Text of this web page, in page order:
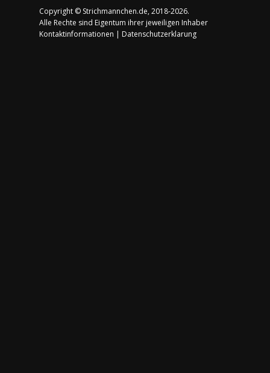
Copyright © Strichmannchen.de, 2018-2026.
Alle Rechte sind Eigentum ihrer jeweiligen Inhaber
Kontaktinformationen | Datenschutzerklarung